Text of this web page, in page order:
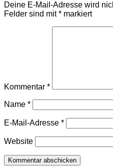
Deine E-Mail-Adresse wird
Felder sind mit* markiert
Kommentar *
Name *
E-Mail-Adresse *
Website